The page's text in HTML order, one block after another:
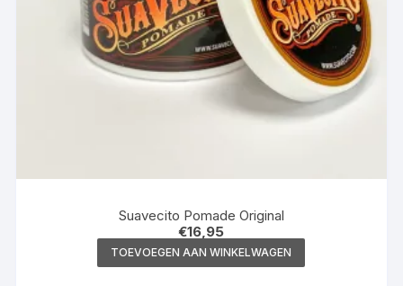
Suavecito Pomade Original
€16,95
TOEVOEGEN AAN WINKELWAGEN